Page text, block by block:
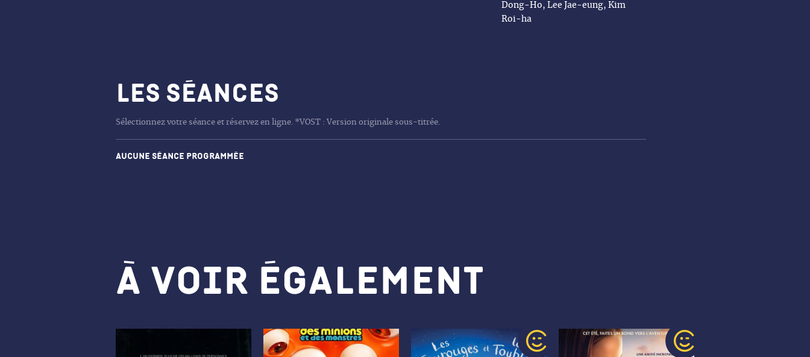
Dong-Ho, Lee Jae-eung, Kim
Roi-ha
Les séances
Sélectionnez votre séance et réservez en ligne. *VOST : Version originale sous-titrée.
Aucune séance programmée
À voir également